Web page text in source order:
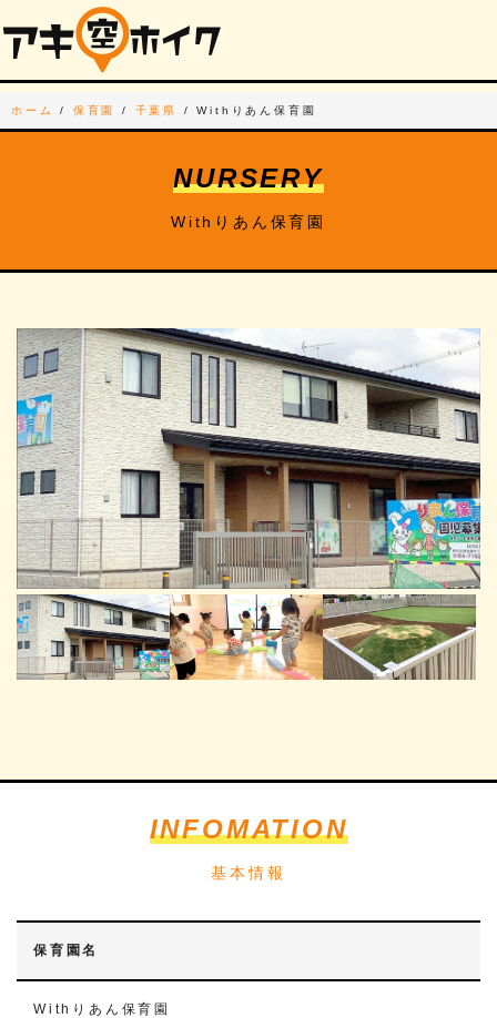
ホーム / 保育園 / 千葉県 /Withりあん保育園
NURSERY
Withりあん保育園
INFOMATION
基本情報
保育園名
Withりあん保育園